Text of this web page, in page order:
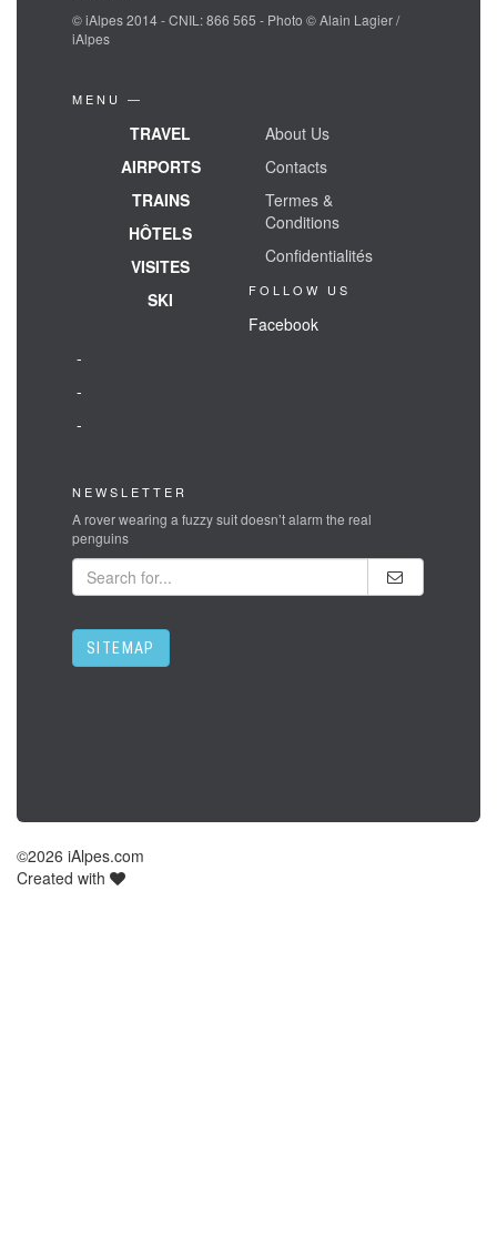
© iAlpes 2014 - CNIL: 866 565 - Photo © Alain Lagier /
iAlpes
MENU —
TRAVEL
AIRPORTS
TRAINS
HÔTELS
VISITES
SKI
About Us
Contacts
Termes &
Conditions
Confidentialités
FOLLOW US
Facebook
-
-
-
NEWSLETTER
A rover wearing a fuzzy suit doesn’t alarm the real
penguins
SITEMAP
©2026 iAlpes.com
Created with